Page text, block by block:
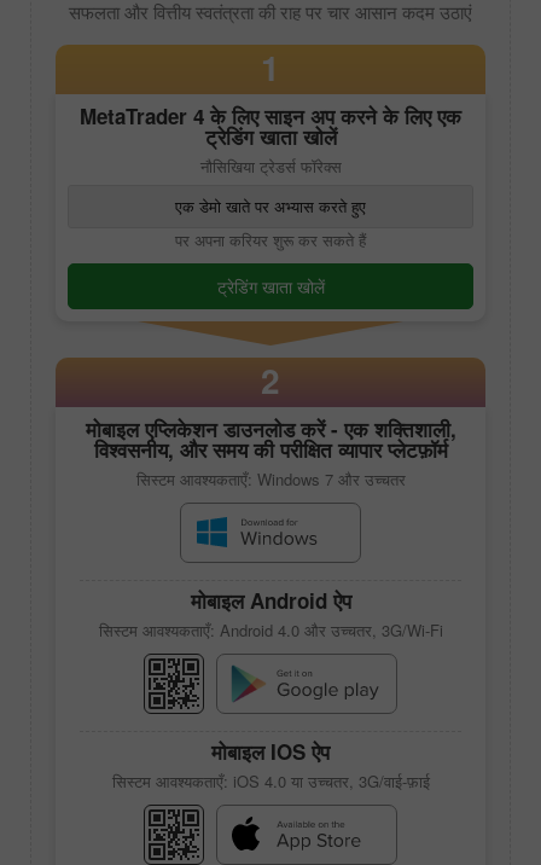
सफलता और वित्तीय स्वतंत्रता की राह पर चार आसान कदम उठाएं
1
MetaTrader 4 के लिए साइन अप करने के लिए एक
ट्रेडिंग खाता खोलें
नौसिखिया ट्रेडर्स फॉरेक्स
एक डेमो खाते पर अभ्यास करते हुए
पर अपना करियर शुरू कर सकते हैं
ट्रेडिंग खाता खोलें
2
मोबाइल एप्लिकेशन डाउनलोड करें - एक शक्तिशाली,
विश्वसनीय, और समय की परीक्षित व्यापार प्लेटफ़ॉर्म
सिस्टम आवश्यकताएँ: Windows 7 और उच्चतर
मोबाइल Android ऐप
सिस्टम आवश्यकताएँ: Android 4.0 और उच्चतर, 3G/Wi-Fi
मोबाइल IOS ऐप
सिस्टम आवश्यकताएँ: iOS 4.0 या उच्चतर, 3G/वाई-फ़ाई